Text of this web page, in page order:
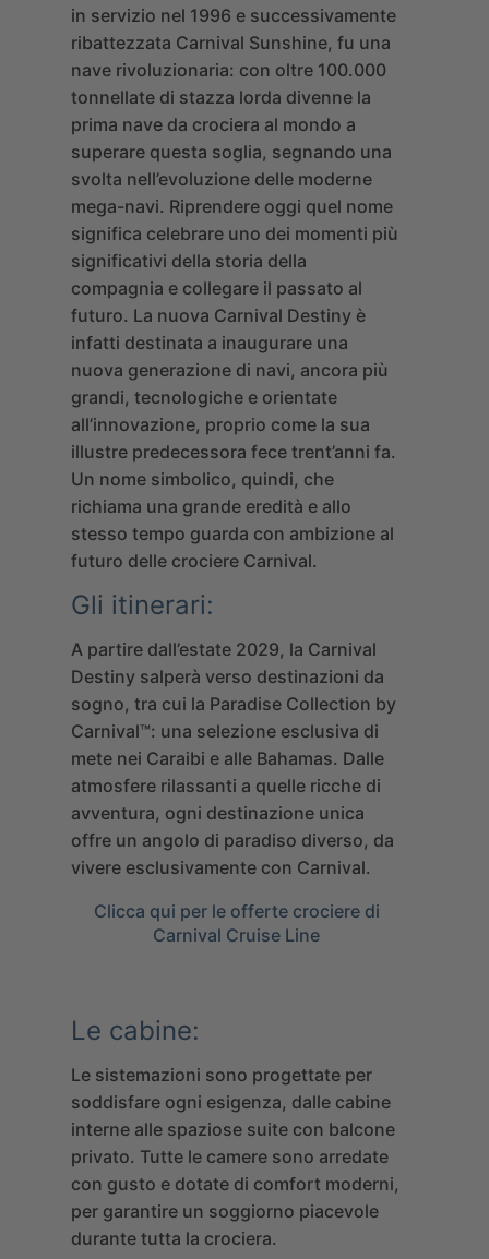
in servizio nel 1996 e successivamente
ribattezzata Carnival Sunshine, fu una
nave rivoluzionaria: con oltre 100.000
tonnellate di stazza lorda divenne la
prima nave da crociera al mondo a
superare questa soglia, segnando una
svolta nell’evoluzione delle moderne
mega-navi. Riprendere oggi quel nome
significa celebrare uno dei momenti più
significativi della storia della
compagnia e collegare il passato al
futuro. La nuova Carnival Destiny è
infatti destinata a inaugurare una
nuova generazione di navi, ancora più
grandi, tecnologiche e orientate
all’innovazione, proprio come la sua
illustre predecessora fece trent’anni fa.
Un nome simbolico, quindi, che
richiama una grande eredità e allo
stesso tempo guarda con ambizione al
futuro delle crociere Carnival.
Gli itinerari:
A partire dall’estate 2029, la Carnival
Destiny salperà verso destinazioni da
sogno, tra cui la Paradise Collection by
Carnival™: una selezione esclusiva di
mete nei Caraibi e alle Bahamas. Dalle
atmosfere rilassanti a quelle ricche di
avventura, ogni destinazione unica
offre un angolo di paradiso diverso, da
vivere esclusivamente con Carnival.
Clicca qui per le offerte crociere di
Carnival Cruise Line
Le cabine:
Le sistemazioni sono progettate per
soddisfare ogni esigenza, dalle cabine
interne alle spaziose suite con balcone
privato. Tutte le camere sono arredate
con gusto e dotate di comfort moderni,
per garantire un soggiorno piacevole
durante tutta la crociera.